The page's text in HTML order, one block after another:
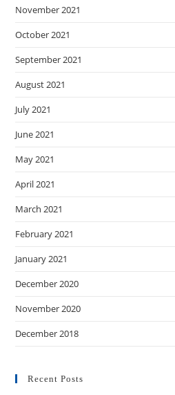
November 2021
October 2021
September 2021
August 2021
July 2021
June 2021
May 2021
April 2021
March 2021
February 2021
January 2021
December 2020
November 2020
December 2018
Recent Posts